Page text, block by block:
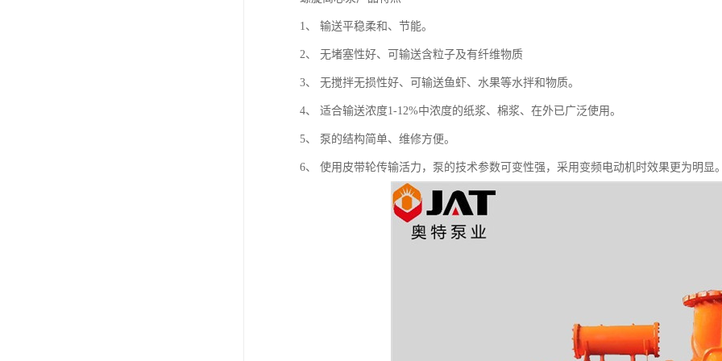
1、 输送平稳柔和、节能。
2、 无堵塞性好、可输送含粒子及有纤维物质
3、 无搅拌无损性好、可输送鱼虾、水果等水拌和物质。
4、 适合输送浓度1-12%中浓度的纸浆、棉浆、在外已广泛使用。
5、 泵的结构简单、维修方便。
6、 使用皮带轮传输活力，泵的技术参数可变性强，采用变频电动机时效果更为明显